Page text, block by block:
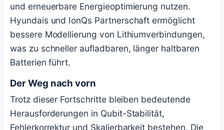
und erneuerbare Energieoptimierung nutzen.
Hyundais und IonQs Partnerschaft ermöglicht
bessere Modellierung von Lithiumverbindungen,
was zu schneller aufladbaren, länger haltbaren
Batterien führt.
Der Weg nach vorn
Trotz dieser Fortschritte bleiben bedeutende
Herausforderungen in Qubit-Stabilität,
Fehlerkorrektur und Skalierbarkeit bestehen. Die